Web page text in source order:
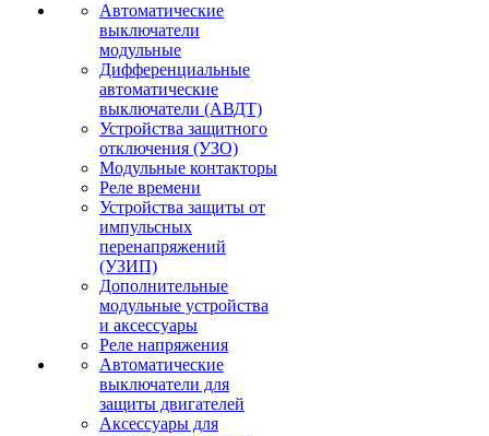
Автоматические
выключатели
модульные
Дифференциальные
автоматические
выключатели (АВДТ)
Устройства защитного
отключения (УЗО)
Модульные контакторы
Реле времени
Устройства защиты от
импульсных
перенапряжений
(УЗИП)
Дополнительные
модульные устройства
и аксессуары
Реле напряжения
Автоматические
выключатели для
защиты двигателей
Аксессуары для